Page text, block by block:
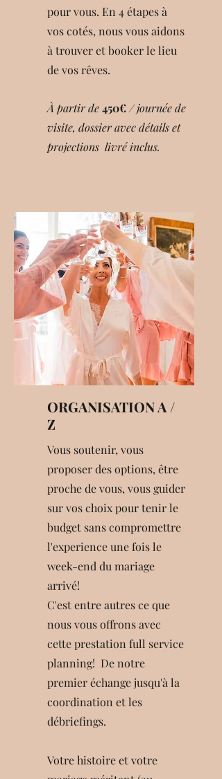
pour vous. En 4 étapes à
vos cotés, nous vous aidons
à trouver et booker le lieu
de vos rêves.
À partir de450€/ journée de
visite, dossier avec détails et
projections livré inclus.
ORGANISATION A /
Z
Vous soutenir, vous
proposer des options, être
proche de vous, vous guider
sur vos choix pour tenir le
budget sans compromettre
l'experience une fois le
week-end du mariage
arrivé!
C'est entre autres ce que
nous vous offrons avec
cette prestation full service
planning! De notre
premier échange jusqu'à la
coordination et les
débriefings.
Votre histoire et votre